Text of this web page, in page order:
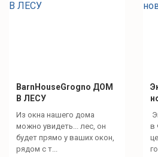
BarnHouseGrogno ДОМ
В ЛЕСУ
Из окна нашего дома
можно увидеть... лес, он
будет прямо у ваших окон,
рядом с т...
в